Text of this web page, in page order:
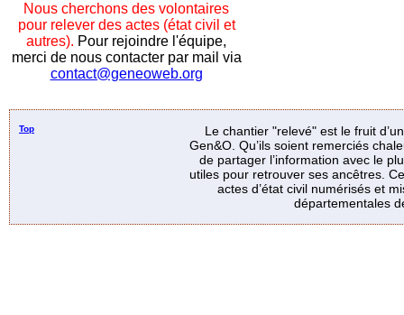
Nous cherchons des volontaires
pour relever des actes (état civil et
autres). Pour rejoindre l'équipe,
merci de nous contacter par mail via
contact@geneoweb.org
Top
Le chantier "relevé" est le fruit
Gen&O. Qu’ils soient remerciés
de partager l’information avec le
utiles pour retrouver ses ancêtres.
actes d’état civil numérisés et
départementales